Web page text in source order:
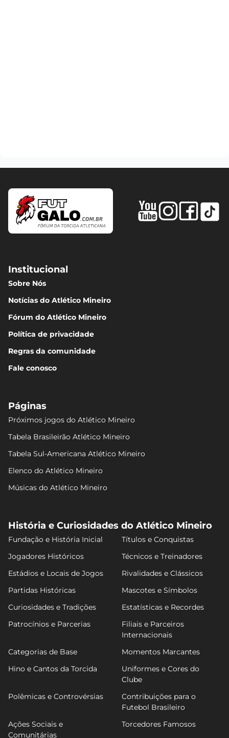
Institucional
Sobre Nós
Notícias do Atlético Mineiro
Fórum do Atlético Mineiro
Política de privacidade
Regras da comunidade
Fale conosco
Páginas
Próximos jogos do Atlético Mineiro
Tabela Brasileirão Atlético Mineiro
Tabela Sul-Americana Atlético Mineiro
Elenco do Atlético Mineiro
Músicas do Atlético Mineiro
História e Curiosidades do Atlético Mineiro
Fundação e História Inicial
Títulos e Conquistas
Jogadores Históricos
Técnicos e Treinadores
Estádios e Locais de Jogos
Rivalidades e Clássicos
Partidas Históricas
Mascotes e Símbolos
Curiosidades e Tradições
Estatísticas e Recordes
Patrocínios e Parcerias
Filiais e Parceiros
Internacionais
Categorias de Base
Momentos Marcantes
Hino e Cantos da Torcida
Uniformes e Cores do
Clube
Polêmicas e Controvérsias
Contribuições para o
Futebol Brasileiro
Ações Sociais e
Comunitárias
Torcedores Famosos